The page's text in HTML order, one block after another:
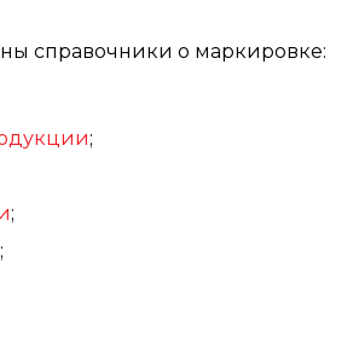
справочники о маркировке:
;
;
;